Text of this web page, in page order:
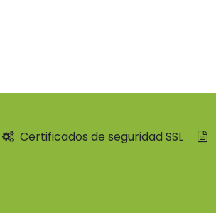
Certificados de seguridad SSL